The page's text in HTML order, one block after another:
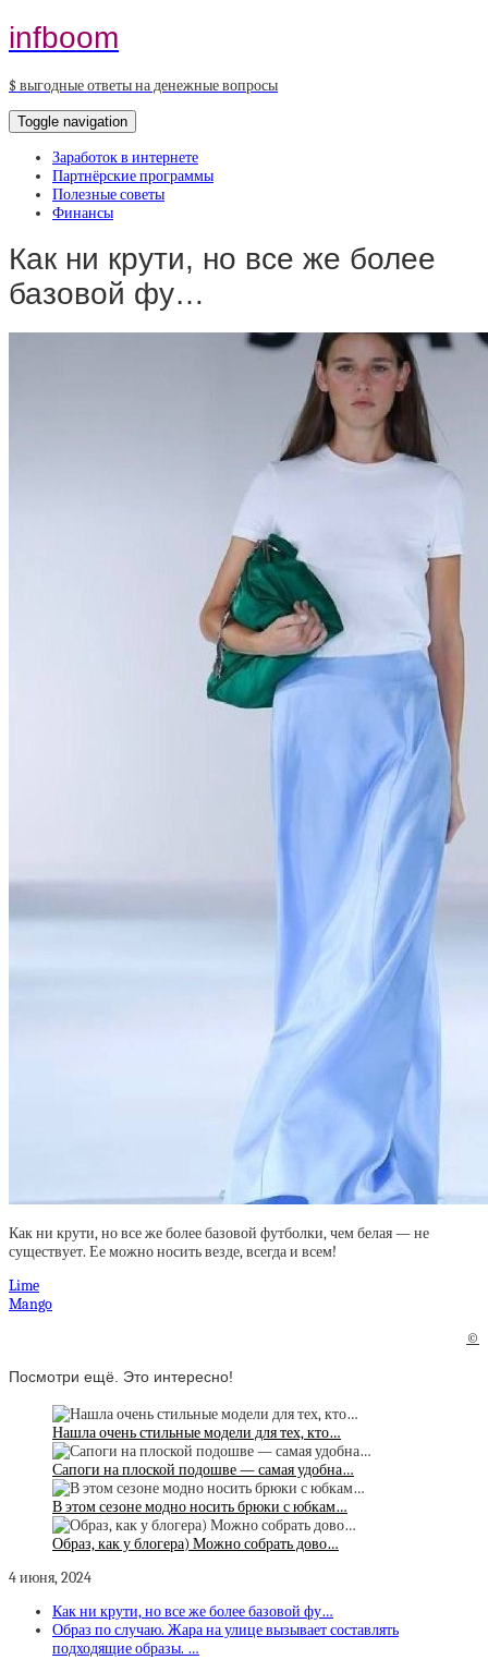
infboom
$ выгодные ответы на денежные вопросы
Toggle navigation
Заработок в интернете
Партнёрские программы
Полезные советы
Финансы
Как ни крути, но все же более
базовой фу…
Как ни крути, но все же более базовой футболки, чем белая — не
существует. Ее можно носить везде, всегда и всем!
Lime
Mango
©
Посмотри ещё. Это интересно!
Нашла очень стильные модели для тех, кто…
Сапоги на плоской подошве — самая удобна…
В этом сезоне модно носить брюки с юбкам…
Образ, как у блогера) Можно собрать дово…
4 июня, 2024
Как ни крути, но все же более базовой фу…
Образ по случаю. Жара на улице вызывает составлять
подходящие образы. …